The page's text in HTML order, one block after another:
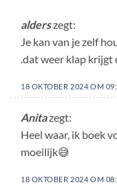
alderszegt:
Je kan van je zelf
.dat weer klap krijgt
18 OKTOBER 2024 OM
Anitazegt:
Heel waar, ik boek
moeilijk😅
18 OKTOBER 2024 OM